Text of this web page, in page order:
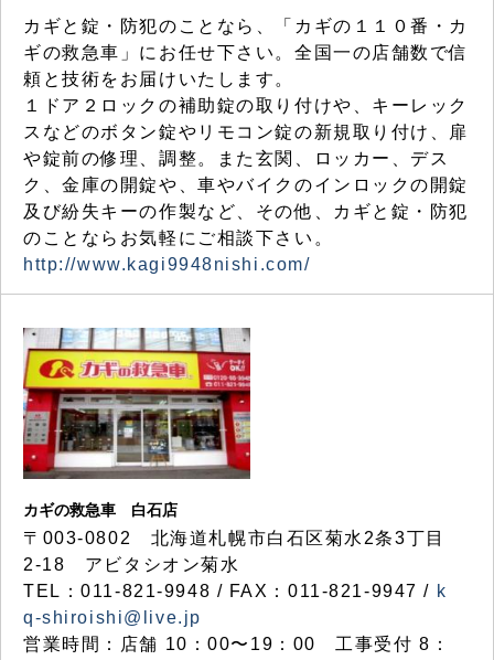
カギと錠・防犯のことなら、「カギの１１０番・カ
ギの救急車」にお任せ下さい。全国一の店舗数で信
頼と技術をお届けいたします。
１ドア２ロックの補助錠の取り付けや、キーレック
スなどのボタン錠やリモコン錠の新規取り付け、扉
や錠前の修理、調整。また玄関、ロッカー、デス
ク、金庫の開錠や、車やバイクのインロックの開錠
及び紛失キーの作製など、その他、カギと錠・防犯
のことならお気軽にご相談下さい。
http://www.kagi9948nishi.com/
カギの救急車 白石店
〒003-0802 北海道札幌市白石区菊水2条3丁目
2-18 アビタシオン菊水
TEL：011-821-9948 / FAX：011-821-9947 / k
q-shiroishi@live.jp
営業時間：店舗 10：00〜19：00 工事受付 8：